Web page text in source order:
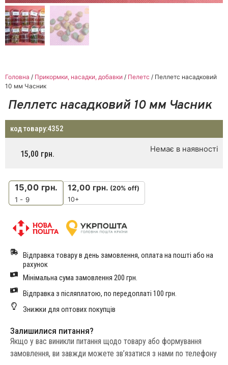
Головна / Прикормки, насадки, добавки / Пелетс / Пеллетс насадковий
10 мм Часник
Пеллетс насадковий 10 мм Часник
код товару:4352
15,00 грн. Немає в наявності
15,00 грн.
1 - 9
12,00 грн. (20% off)
10+
Відправка товару в день замовлення, оплата на пошті або на
рахунок
Мінімальна сума замовлення 200 грн.
Відправка з післяплатою, по передоплаті 100 грн.
Знижки для оптових покупців
Залишилися питання?
Якщо у вас виникли питання щодо товару або формування
замовлення, ви завжди можете зв’язатися з нами по телефону